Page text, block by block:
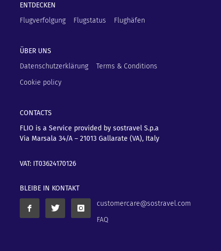
ENTDECKEN
Flugverfolgung
Flugstatus Flughäfen
ÜBER UNS
Datenschutzerklärung
Terms & Conditions
Cookie policy
CONTACTS
FLIO is a Service provided by sostravel S.p.a
Via Marsala 34/A – 21013 Gallarate (VA), Italy
VAT: IT03624170126
BLEIBE IN KONTAKT
customercare@sostravel.com
FAQ